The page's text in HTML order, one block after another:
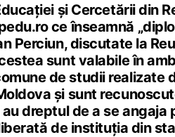
și Cercetării din
ce înseamnă
Perciun, discutate la
sunt valabile în
de studii realizate
și sunt
dreptul de a se angaja
de instituția din